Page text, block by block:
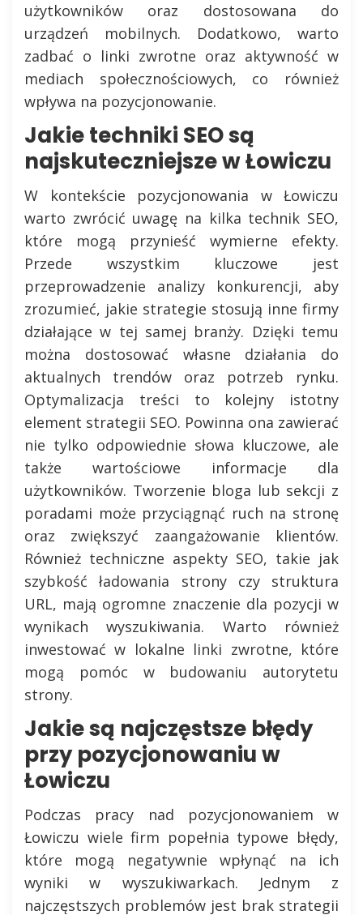
użytkowników oraz dostosowana do
urządzeń mobilnych. Dodatkowo, warto
zadbać o linki zwrotne oraz aktywność w
mediach społecznościowych, co również
wpływa na pozycjonowanie.
Jakie techniki SEO są
najskuteczniejsze w Łowiczu
W kontekście pozycjonowania w Łowiczu
warto zwrócić uwagę na kilka technik SEO,
które mogą przynieść wymierne efekty.
Przede wszystkim kluczowe jest
przeprowadzenie analizy konkurencji, aby
zrozumieć, jakie strategie stosują inne firmy
działające w tej samej branży. Dzięki temu
można dostosować własne działania do
aktualnych trendów oraz potrzeb rynku.
Optymalizacja treści to kolejny istotny
element strategii SEO. Powinna ona zawierać
nie tylko odpowiednie słowa kluczowe, ale
także wartościowe informacje dla
użytkowników. Tworzenie bloga lub sekcji z
poradami może przyciągnąć ruch na stronę
oraz zwiększyć zaangażowanie klientów.
Również techniczne aspekty SEO, takie jak
szybkość ładowania strony czy struktura
URL, mają ogromne znaczenie dla pozycji w
wynikach wyszukiwania. Warto również
inwestować w lokalne linki zwrotne, które
mogą pomóc w budowaniu autorytetu
strony.
Jakie są najczęstsze błędy
przy pozycjonowaniu w
Łowiczu
Podczas pracy nad pozycjonowaniem w
Łowiczu wiele firm popełnia typowe błędy,
które mogą negatywnie wpłynąć na ich
wyniki w wyszukiwarkach. Jednym z
najczęstszych problemów jest brak strategii